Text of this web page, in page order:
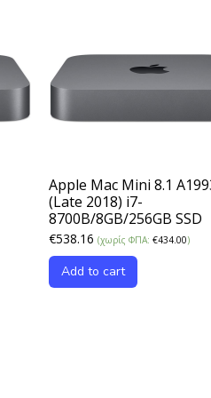
Apple Mac Mini 8.1
(Late 2018) i7-
8700B/8GB/256GB SSD
€538.16 (χωρίς ΦΠΑ:€434.00)
Add to cart